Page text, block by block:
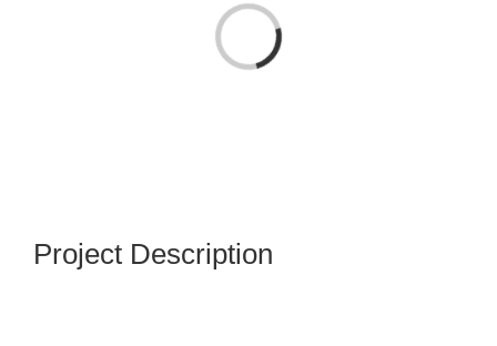
Loading...
Project Description